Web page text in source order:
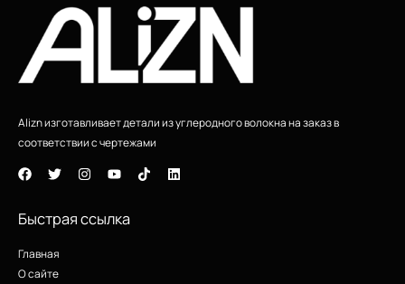
Alizn изготавливает детали из углеродного волокна на заказ в
соответствии с чертежами
Быстрая ссылка
Главная
О сайте